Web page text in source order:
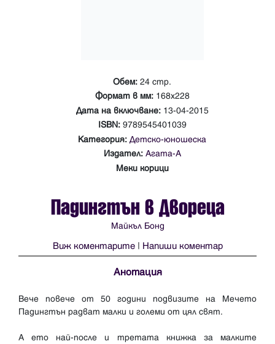
Обем: 24 стр.
Формат в мм: 168х228
Дата на включване: 13-04-2015
ISBN: 9789545401039
Категория: Детско-юношеска
Издател: Агата-А
Меки корици
Падингтън в Двореца
Майкъл Бонд
Виж коментарите | Напиши коментар
Анотация
Вече повече от 50 години подвизите на Мечето
Падингтън радват малки и големи от цял свят.
А ето най-после и третата книжка за малките